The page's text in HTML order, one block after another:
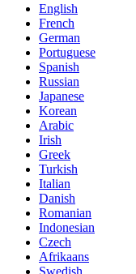
English
French
German
Portuguese
Spanish
Russian
Japanese
Korean
Arabic
Irish
Greek
Turkish
Italian
Danish
Romanian
Indonesian
Czech
Afrikaans
Swedish